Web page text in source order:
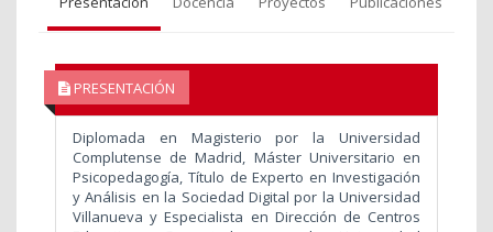
PRESENTACIÓN
Diplomada en Magisterio por la Universidad
Complutense de Madrid, Máster Universitario en
Psicopedagogía, Título de Experto en Investigación
y Análisis en la Sociedad Digital por la Universidad
Villanueva y Especialista en Dirección de Centros